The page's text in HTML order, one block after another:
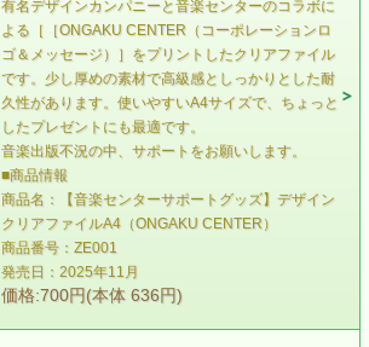
有名デザインカンパニーと音楽センターのコラボに
よる［［ONGAKU CENTER（コーポレーションロ
ゴ＆メッセージ）］をプリントしたクリアファイル
です。少し厚めの素材で高級感としっかりとした耐
久性があります。使いやすいA4サイズで、ちょっと
したプレゼントにも最適です。
音楽出版不況の中、サポートをお願いします。
■商品情報
商品名：【音楽センターサポートグッズ】デザイン
クリアファイルA4（ONGAKU CENTER）
商品番号：ZE001
発売日：2025年11月
価格:700円(本体 636円)